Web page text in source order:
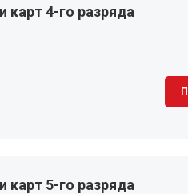
карт 4-го разряда
карт 5-го разряда